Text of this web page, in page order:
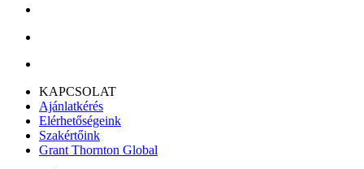
KAPCSOLAT
Ajánlatkérés
Elérhetőségeink
Szakértőink
Grant Thornton Global